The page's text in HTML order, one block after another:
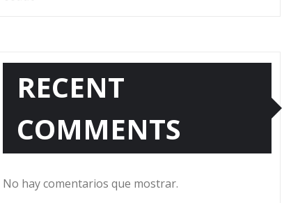
RECENT
COMMENTS
No hay comentarios que mostrar.